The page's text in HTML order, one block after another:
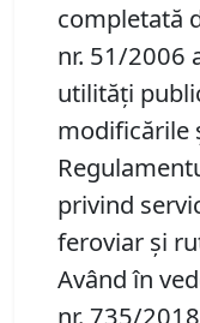
completată
nr. 51/2006
utilități
modificările
privind
feroviar și
Având în
nr. 735/